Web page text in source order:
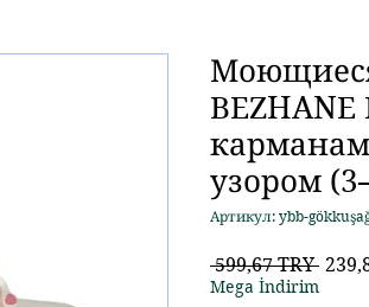
BEZHANE
узором
Артикул: ybb-
599,67 TRY
цена
Mega İndirim